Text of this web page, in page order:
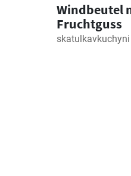
Windbeutel
Fruchtguss
skatulkavkuchyni